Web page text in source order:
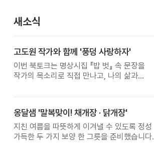
새소식
고도원 작가와 함께 '풍덩 사랑하자'
이번 북토크는 명상시집 『밥 벗』 속 문장을
작가의 목소리로 직접 만나고, 나의 삶과
옹달샘 '말복맞이! 채개장 · 닭개장'
지친 여름을 따뜻하게 이겨낼 수 있도록 정성
가득한 두 가지 보양 한 그릇을 준비했습니다.